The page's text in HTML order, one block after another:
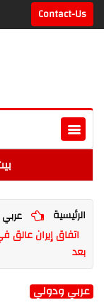
Contact-Us
الرئيسية
اتفاق إيران عالق
بعد
عربي ودولي